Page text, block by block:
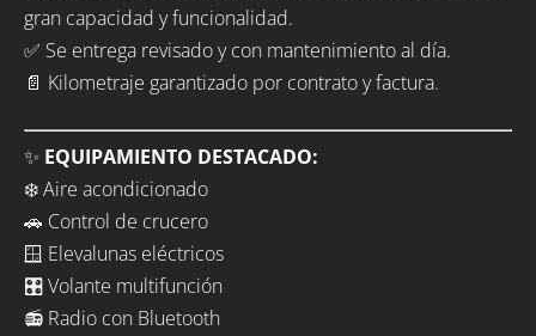
gran capacidad y funcionalidad.
✅ Se entrega revisado y con mantenimiento al día.
📄 Kilometraje garantizado por contrato y factura.
✨ EQUIPAMIENTO DESTACADO:
❄️ Aire acondicionado
🚗 Control de crucero
🪟 Elevalunas eléctricos
🎛️ Volante multifunción
📻 Radio con Bluetooth